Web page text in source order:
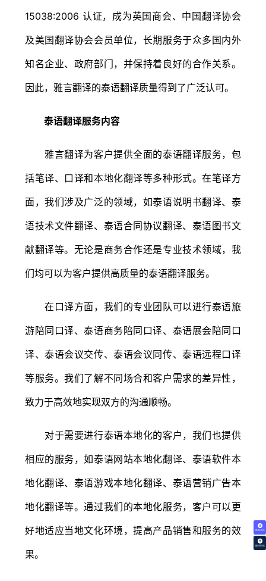
免费试译
翻译价格
15038:2006 认证，成为英国商会、中国翻译协会
及美国翻译协会会员单位，长期服务于众多国内外
知名企业、政府部门，并保持着良好的合作关系。
因此，雅言翻译的泰语翻译质量得到了广泛认可。
泰语翻译服务内容
雅言翻译为客户提供全面的泰语翻译服务，包
括笔译、口译和本地化翻译等多种形式。在笔译方
面，我们涉及广泛的领域，如泰语说明书翻译、泰
语技术文件翻译、泰语合同协议翻译、泰语图书文
献翻译等。无论是商务合作还是专业技术领域，我
们均可以为客户提供高质量的泰语翻译服务。
在口译方面，我们的专业团队可以进行泰语旅
游陪同口译、泰语商务陪同口译、泰语展会陪同口
译、泰语会议交传、泰语会议同传、泰语远程口译
等服务。我们了解不同场合和客户需求的差异性，
致力于高效地实现双方的沟通顺畅。
对于需要进行泰语本地化的客户，我们也提供
相应的服务，如泰语网站本地化翻译、泰语软件本
地化翻译、泰语游戏本地化翻译、泰语营销广告本
地化翻译等。通过我们的本地化服务，客户可以更
好地适应当地文化环境，提高产品销售和服务的效
果。